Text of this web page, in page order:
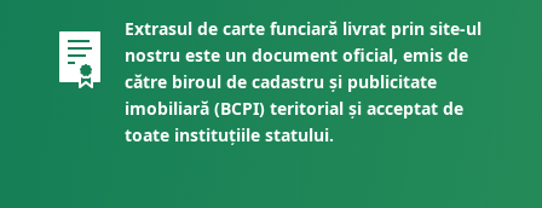
Extrasul de carte funciară livrat prin site-ul
nostru este un document oficial, emis de
către biroul de cadastru și publicitate
imobiliară (BCPI) teritorial și acceptat de
toate instituțiile statului.